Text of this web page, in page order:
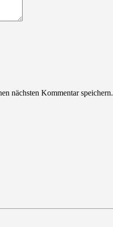
nächsten Kommentar speichern.